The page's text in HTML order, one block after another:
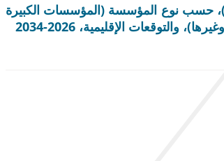
حسب نوع المؤسسة (المؤسسات الكبيرة